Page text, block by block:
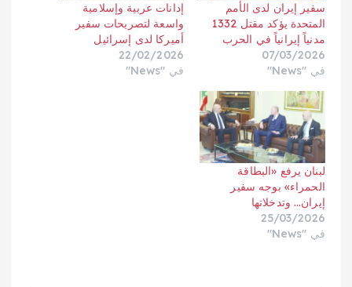
سفير إيران لدى الأمم
المتحدة يؤكد مقتل 1332
مدنياً إيرانياً في الحرب
07/03/2026
في "News"
إدانات عربية وإسلامية
واسعة لتصريحات سفير
أميركا لدى إسرائيل
22/02/2026
في "News"
لبنان يرفع «البطاقة
الحمراء» بوجه سفير
إيران… وتدخلاتها
25/03/2026
في "News"